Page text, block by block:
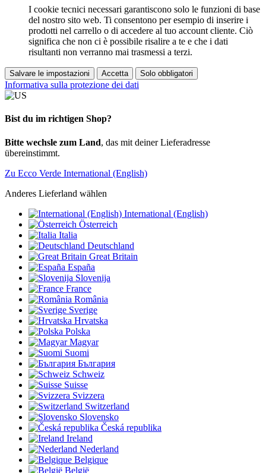
I cookie tecnici necessari garantiscono solo le funzioni di base
del nostro sito web. Ti consentono per esempio di inserire i
prodotti nel carrello o di accedere al tuo account cliente. Ciò
significa che non ci è possibile risalire a te e che i dati
risultanti non verranno mai trasmessi a terzi.
Salvare le impostazioni Accetta Solo obbligatori
Informativa sulla protezione dei dati
Bist du im richtigen Shop?
Bitte wechsle zum Land, das mit deiner Lieferadresse
übereinstimmt.
Zu Ecco Verde International (English)
Anderes Lieferland wählen
International (English)
Österreich
Italia
Deutschland
Great Britain
España
Slovenija
France
România
Sverige
Hrvatska
Polska
Magyar
Suomi
България
Schweiz
Suisse
Svizzera
Switzerland
Slovensko
Česká republika
Ireland
Nederland
Belgique
België